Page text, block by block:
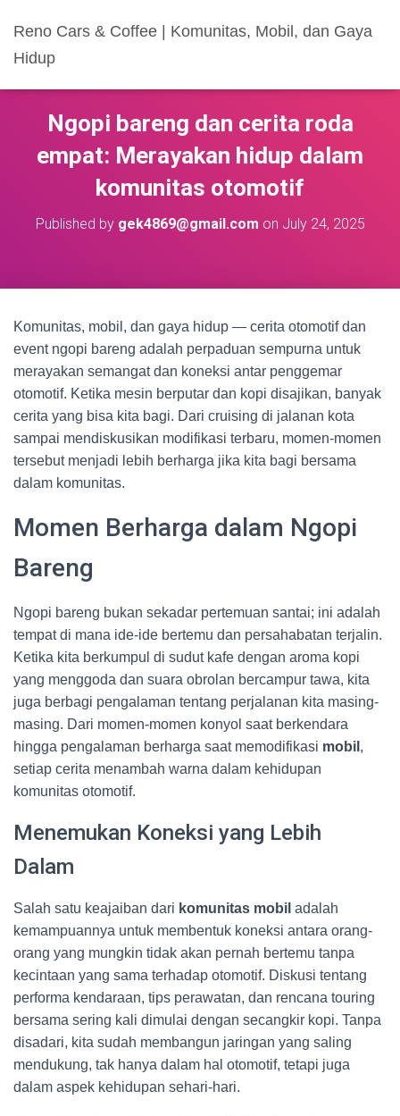
Reno Cars & Coffee | Komunitas, Mobil, dan Gaya
Hidup
Ngopi bareng dan cerita roda
empat: Merayakan hidup dalam
komunitas otomotif
Published by gek4869@gmail.com on July 24, 2025
Komunitas, mobil, dan gaya hidup — cerita otomotif dan
event ngopi bareng adalah perpaduan sempurna untuk
merayakan semangat dan koneksi antar penggemar
otomotif. Ketika mesin berputar dan kopi disajikan, banyak
cerita yang bisa kita bagi. Dari cruising di jalanan kota
sampai mendiskusikan modifikasi terbaru, momen-momen
tersebut menjadi lebih berharga jika kita bagi bersama
dalam komunitas.
Momen Berharga dalam Ngopi
Bareng
Ngopi bareng bukan sekadar pertemuan santai; ini adalah
tempat di mana ide-ide bertemu dan persahabatan terjalin.
Ketika kita berkumpul di sudut kafe dengan aroma kopi
yang menggoda dan suara obrolan bercampur tawa, kita
juga berbagi pengalaman tentang perjalanan kita masing-
masing. Dari momen-momen konyol saat berkendara
hingga pengalaman berharga saat memodifikasi mobil ,
setiap cerita menambah warna dalam kehidupan
komunitas otomotif.
Menemukan Koneksi yang Lebih
Dalam
Salah satu keajaiban dari komunitas mobil adalah
kemampuannya untuk membentuk koneksi antara orang-
orang yang mungkin tidak akan pernah bertemu tanpa
kecintaan yang sama terhadap otomotif. Diskusi tentang
performa kendaraan, tips perawatan, dan rencana touring
bersama sering kali dimulai dengan secangkir kopi. Tanpa
disadari, kita sudah membangun jaringan yang saling
mendukung, tak hanya dalam hal otomotif, tetapi juga
dalam aspek kehidupan sehari-hari.